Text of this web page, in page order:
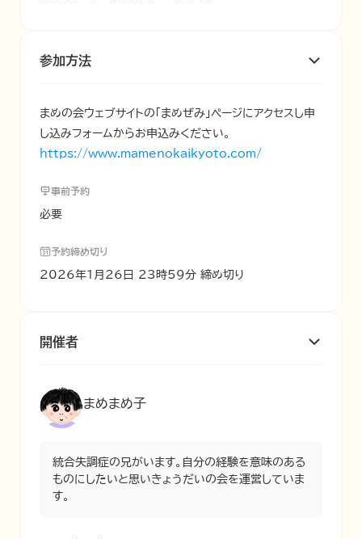
参加方法
まめの会ウェブサイトの「まめぜみ」ページにアクセスし申
https://www.mamenokaikyoto.com/
事前予約
必要
予約締め切り
2026年1月26日 23時59分 締め切り
開催者
まめまめ子
統合失調症の兄がいます。自分の経験を意味のある
ものにしたいと思いきょうだいの会を運営していま
す。